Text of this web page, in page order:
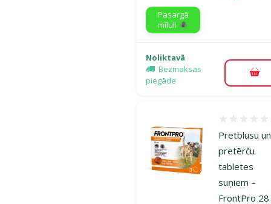
Pasargā
mīluli 🕷️
Noliktavā
Bezmaksas
piegāde
Pretblusu un
pretērču
tabletes
suņiem –
FrontPro 28